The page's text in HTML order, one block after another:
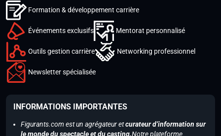
Formation & développement carrière
Événements exclusifs Mentorat personnalisé
Outils gestion carrière Networking professionnel
Newsletter spécialisée
INFORMATIONS IMPORTANTES
Figurants.com est un agrégateur etcurateur d’information sur
le monde du spectacle et du casting.Notre plateforme